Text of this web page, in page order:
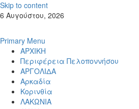
Skip to content
6 Αυγούστου, 2026
Primary Menu
ΑΡΧΙΚΗ
Περιφέρεια Πελοποννήσου
ΑΡΓΟΛΙΔΑ
Αρκαδία
Κορινθία
ΛΑΚΩΝΙΑ